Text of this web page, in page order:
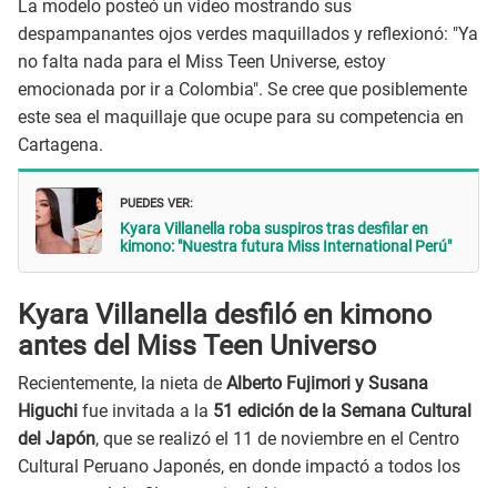
La modelo posteó un video mostrando sus
despampanantes ojos verdes maquillados y reflexionó: "Ya
no falta nada para el Miss Teen Universe, estoy
emocionada por ir a Colombia". Se cree que posiblemente
este sea el maquillaje que ocupe para su competencia en
Cartagena.
PUEDES VER:
Kyara Villanella roba suspiros tras desfilar en
kimono: "Nuestra futura Miss International Perú"
Kyara Villanella desfiló en kimono
antes del Miss Teen Universo
Recientemente, la nieta de Alberto Fujimori y Susana
Higuchi fue invitada a la 51 edición de la Semana Cultural
del Japón, que se realizó el 11 de noviembre en el Centro
Cultural Peruano Japonés, en donde impactó a todos los